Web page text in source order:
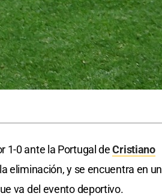
1-0 ante la Portugal deCristiano
eliminación, y se encuentra en un
va del evento deportivo.